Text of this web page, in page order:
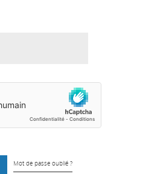
Mot de passe oublié ?